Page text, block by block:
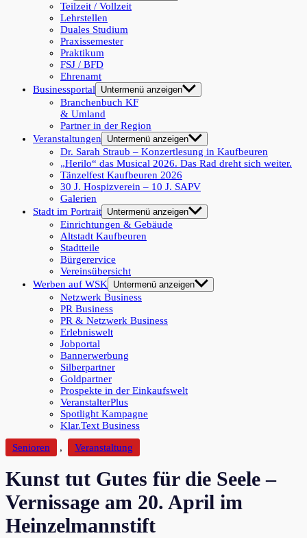
Teilzeit / Vollzeit
Lehrstellen
Duales Studium
Praxissemester
Praktikum
FSJ / BFD
Ehrenamt
Businessportal
Untermenü anzeigen
Branchenbuch KF
& Umland
Partner in der Region
Veranstaltungen
Untermenü anzeigen
Dr. Sarah Straub – Konzertlesung in Kaufbeuren
„Herilo“ das Musical 2026. Das Rad dreht sich weiter.
Tänzelfest Kaufbeuren 2026
30 J. Hospizverein – 10 J. SAPV
Galerien
Stadt im Portrait Untermenü anzeigen
Einrichtungen & Gebäude
Altstadt Kaufbeuren
Stadtteile
Bürgerervice
Vereinsübersicht
Werben auf WSK
Untermenü anzeigen
Netzwerk Business
PR Business
PR & Netzwerk Business
Erlebniswelt
Jobportal
Bannerwerbung
Silberpartner
Goldpartner
Prospekte in der Einkaufswelt
VeranstalterPlus
Spotlight Kampagne
Klar.Text Business
Senioren
, Veranstaltung
Kunst tut Gutes für die Seele –
Vernissage am 20. April im
Heinzelmannstift